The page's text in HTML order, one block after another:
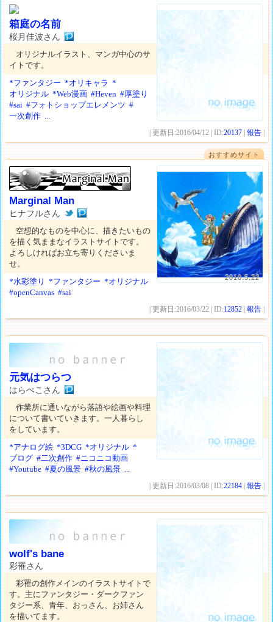
箱庭の名前
桜月佳波さん
オリジナルイラスト、マンガ中心のサ
イトです。
*ファンタジー *オリキャラ *
オリジナル *Web漫画 #Heven #厚塗り
#sai #フォトショップエレメンツ #
一次創作 ...
| 更新日:2016/04/12 | ID:20137 |報告
おすすめサイト
2010.5.22
Marginal Man
ヒナフルさん
空想的なものを中心に、描きたいもの
を描く気ままなイラストサイトです。
よろしければお立ち寄りくださいま
せ。
*水彩塗り
*ファンタジー *オリジナル
#openCanvas #sai
| 更新日:2016/03/22 | ID:12852 |報告
元気はつらつ
はらぺこさん
作業所に通いながら落語や絵画や料理
について書いていきます。一人暮らし
をしています。
*アナログ絵 *3DCG *オリジナル *
ブログ #二次創作 #ニコニコ動画
#Youtube #夏の風景 #秋の風景 ...
| 更新日:2016/03/08 | ID:22184 |報告
wolf's bane
彩罹さん
彩罹の創作メインのイラストサイトで
す。主にファンタジー・ダークファン
タジー系、青年、おっさん、お姉さん
を描いてます。